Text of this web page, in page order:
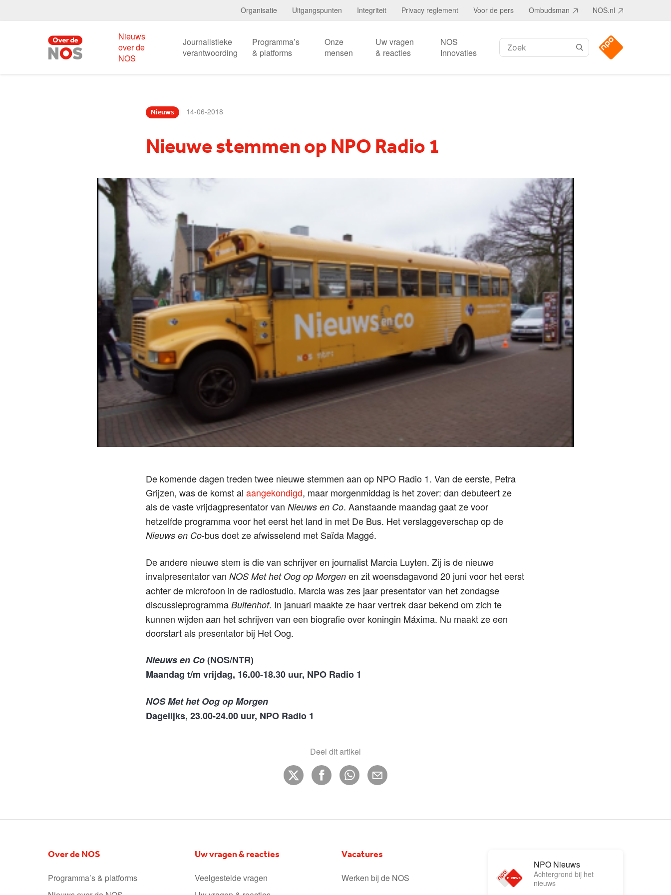
Organisatie Uitgangspunten Integriteit Privacy reglement Voor de pers Ombudsman NOS.nl
Nieuws
over de
NOS
Journalistieke
verantwoording
Programma’s
& platforms
Onze
mensen
Uw vragen
& reacties
NOS
Innovaties
Zoeken:
Nieuws 14-06-2018
Nieuwe stemmen op NPO Radio 1
De komende dagen treden twee nieuwe stemmen aan op NPO Radio 1. Van de eerste, Petra
Grijzen, was de komst al aangekondigd, maar morgenmiddag is het zover: dan debuteert ze
als de vaste vrijdagpresentator van Nieuws en Co. Aanstaande maandag gaat ze voor
hetzelfde programma voor het eerst het land in met De Bus. Het verslaggeverschap op de
Nieuws en Co-bus doet ze afwisselend met Saïda Maggé.
De andere nieuwe stem is die van schrijver en journalist Marcia Luyten. Zij is de nieuwe
invalpresentator van NOS Met het Oog op Morgen en zit woensdagavond 20 juni voor het eerst
achter de microfoon in de radiostudio. Marcia was zes jaar presentator van het zondagse
discussieprogramma Buitenhof. In januari maakte ze haar vertrek daar bekend om zich te
kunnen wijden aan het schrijven van een biografie over koningin Máxima. Nu maakt ze een
doorstart als presentator bij Het Oog.
Nieuws en Co(NOS/NTR)
Maandag t/m vrijdag, 16.00-18.30 uur, NPO Radio 1
NOS Met het Oog op Morgen
Dagelijks, 23.00-24.00 uur, NPO Radio 1
Deel dit artikel
Over de NOS
Programma’s & platforms
Uw vragen & reacties
Veelgestelde vragen
Vacatures
Werken bij de NOS
NPO Nieuws
Achtergrond bij het
nieuws